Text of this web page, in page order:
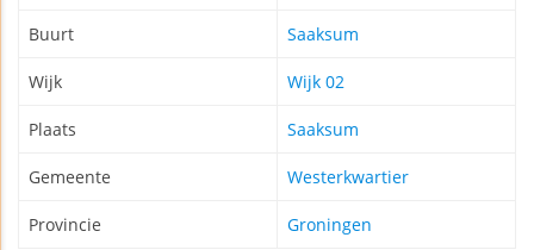
Buurt Saaksum
Wijk Wijk 02
Plaats Saaksum
Gemeente Westerkwartier
Provincie Groningen